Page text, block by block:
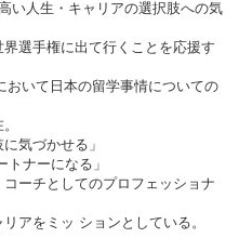
い人生・キャリアの選択肢への気
選手権に出て行くことを応援す
おいて日本の留学事情についての
気づかせる」
ナーになる」
ーチとしてのプロフェッショナ
リアをミッ ションとしている。